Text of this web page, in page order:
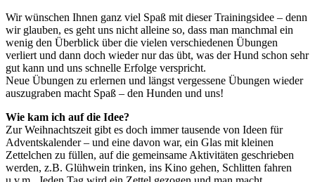
Wir wünschen Ihnen ganz viel Spaß mit dieser Trainingsidee – denn
wir glauben, es geht uns nicht alleine so, dass man manchmal ein
wenig den Überblick über die vielen verschiedenen Übungen
verliert und dann doch wieder nur das übt, was der Hund schon sehr
gut kann und uns schnelle Erfolge verspricht.
Neue Übungen zu erlernen und längst vergessene Übungen wieder
auszugraben macht Spaß – den Hunden und uns!
Wie kam ich auf die Idee?
Zur Weihnachtszeit gibt es doch immer tausende von Ideen für
Adventskalender – und eine davon war, ein Glas mit kleinen
Zettelchen zu füllen, auf die gemeinsame Aktivitäten geschrieben
werden, z.B. Glühwein trinken, ins Kino gehen, Schlitten fahren